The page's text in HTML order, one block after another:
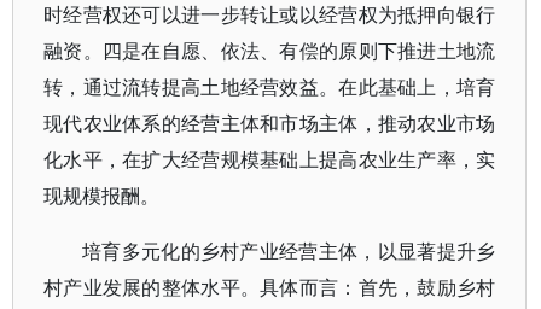
时经营权还可以进一步转让或以经营权为抵押向银行
融资。四是在自愿、依法、有偿的原则下推进土地流
转，通过流转提高土地经营效益。在此基础上，培育
现代农业体系的经营主体和市场主体，推动农业市场
化水平，在扩大经营规模基础上提高农业生产率，实
现规模报酬。
培育多元化的乡村产业经营主体，以显著提升乡
村产业发展的整体水平。具体而言：首先，鼓励乡村